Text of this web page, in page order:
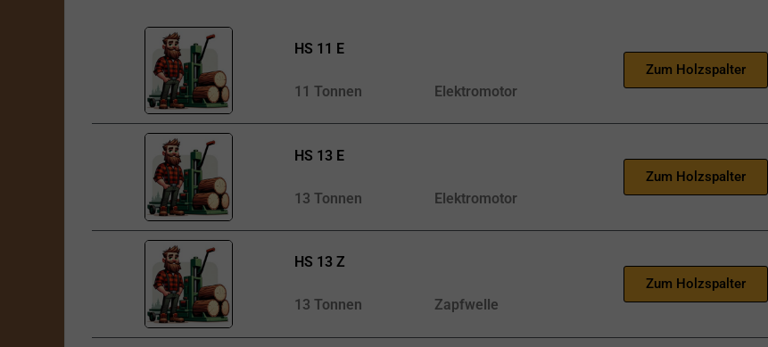
HS 11 E
11 Tonnen Elektromotor
Zum Holzspalter
HS 13 E
13 Tonnen Elektromotor
Zum Holzspalter
HS 13 Z
13 Tonnen Zapfwelle
Zum Holzspalter